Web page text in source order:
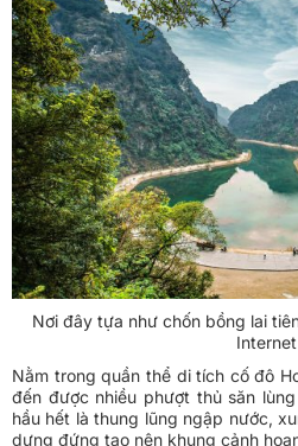
Nơi đây tựa như chốn bồng lai
Internet
Nằm trong quần thể di tích cố đô
đến được nhiều phượt thủ săn
hầu hết là thung lũng ngập nước,
dựng đứng tạo nên khung cảnh